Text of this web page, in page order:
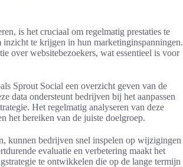
is het cruciaal om regelmatig prestaties te
te krijgen in hun marketinginspanningen.
over websitebezoekers, wat essentieel is voor
Sprout Social een overzicht geven van de
data ondersteunt bedrijven bij het aanpassen
Het regelmatig analyseren van deze
het bereiken van de juiste doelgroep.
kunnen bedrijven snel inspelen op wijzigingen
evaluatie en verbetering maakt het
te ontwikkelen die op de lange termijn